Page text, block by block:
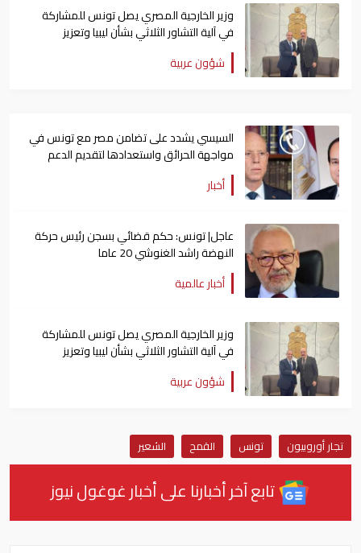
وزير الخارجية المصري يصل تونس للمشاركة
في آلية التشاور الثلاثي بشأن ليبيا وتعزيز
العلاقات الثنائية
شؤون عربية
السيسي يشدد على تضامن مصر مع تونس في
مواجهة الحرائق واستعدادها لتقديم الدعم
أخبار
عاجل| تونس: حكم قضائي بسجن رئيس حركة
النهضة راشد الغنوشي 20 عاما
أخبار عالمية
وزير الخارجية المصري يصل تونس للمشاركة
في آلية التشاور الثلاثي بشأن ليبيا وتعزيز
العلاقات الثنائية
شؤون عربية
تجار أوروبيون تونس القمح الشعير
تابع آخر أخبارنا على أخبار غوغول نيوز